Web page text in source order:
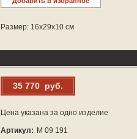
Размер: 16х29х10 см
35 770 руб.
Цена указана за одно изделие
Артикул: М 09 191